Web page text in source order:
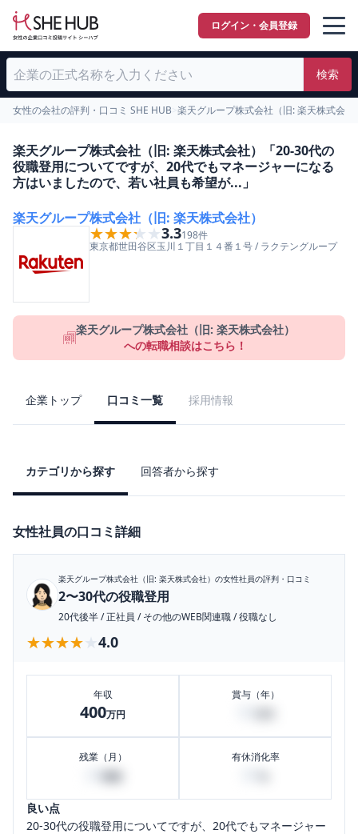
ログイン・会員登録
検索
女性の会社の評判・口コミ SHE HUB 楽天グループ株式会社（旧: 楽天株式会
楽天グループ株式会社（旧: 楽天株式会社）「20-30代の
役職登用についてですが、20代でもマネージャーになる
方はいましたので、若い社員も希望が...」
楽天グループ株式会社（旧: 楽天株式会社）
★★★★★
★★★★★3.3198件
東京都世田谷区玉川１丁目１４番１号/ラクテングループ
楽天グループ株式会社（旧: 楽天株式会社）
への転職相談はこちら！
企業トップ 口コミ一覧 採用情報
カテゴリから探す 回答者から探す
女性社員の口コミ詳細
楽天グループ株式会社（旧: 楽天株式会社） の女性社員の評判・口コミ
2〜30代の役職登用
20代後半/正社員 /その他のWEB関連職/役職なし
★★★★★
★★★★★ 4.0
年収
400万円
賞与（年）
残業（月） 有休消化率
良い点
20-30代の役職登用についてですが、20代でもマネージャー